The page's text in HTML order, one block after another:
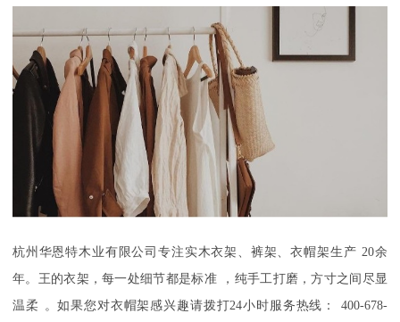
杭州华恩特木业有限公司专注实木衣架、裤架 、衣帽架生产 20余
年。 王的衣架，每一处细节都是标准 ， 纯手工打磨，方寸之间尽显
温柔
。如果您对衣帽架感兴趣请拨打24小时服务热线：
400-678-